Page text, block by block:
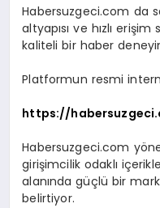
Habersuzgeci.com da
altyapısı ve hızlı
kaliteli bir haber
Platformun resmi
https://
Habersuzgeci.com
girişimcilik odaklı
alanında güçlü bir
belirtiyor.